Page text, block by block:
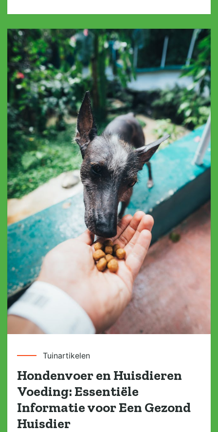
Tuinartikelen
Hondenvoer en Huisdieren
Voeding: Essentiële
Informatie voor Een Gezond
Huisdier